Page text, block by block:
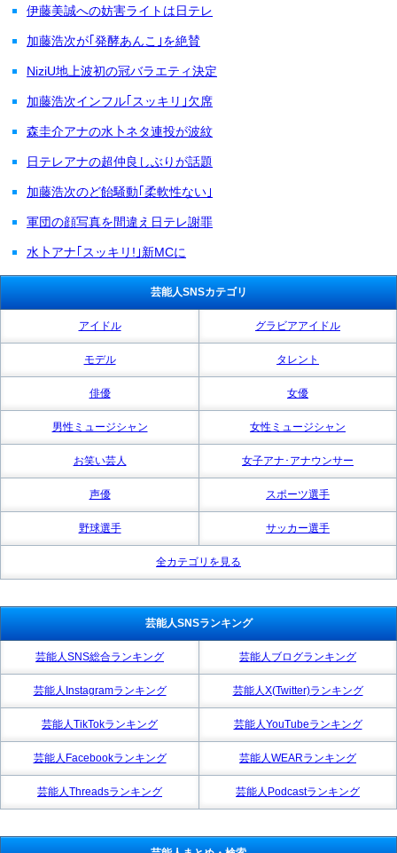
伊藤美誠への妨害ライトは日テレ
加藤浩次が｢発酵あんこ｣を絶賛
NiziU地上波初の冠バラエティ決定
加藤浩次インフル｢スッキリ｣欠席
森圭介アナの水卜ネタ連投が波紋
日テレアナの超仲良しぶりが話題
加藤浩次のど飴騒動｢柔軟性ない｣
軍団の顔写真を間違え日テレ謝罪
水卜アナ｢スッキリ!｣新MCに
芸能人SNSカテゴリ
アイドル グラビアアイドル
モデル タレント
俳優 女優
男性ミュージシャン 女性ミュージシャン
お笑い芸人 女子アナ･アナウンサー
声優 スポーツ選手
野球選手 サッカー選手
全カテゴリを見る
芸能人SNSランキング
芸能人SNS総合ランキング 芸能人ブログランキング
芸能人Instagramランキング 芸能人X(Twitter)ランキング
芸能人TikTokランキング 芸能人YouTubeランキング
芸能人Facebookランキング 芸能人WEARランキング
芸能人Threadsランキング 芸能人Podcastランキング